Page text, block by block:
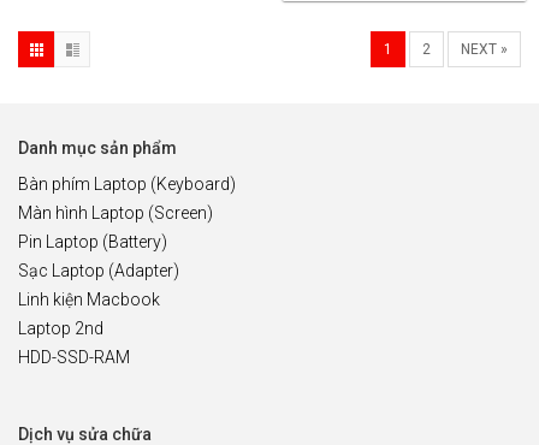
1 2 NEXT »
Danh mục sản phẩm
Bàn phím Laptop (Keyboard)
Màn hình Laptop (Screen)
Pin Laptop (Battery)
Sạc Laptop (Adapter)
Linh kiện Macbook
Laptop 2nd
HDD-SSD-RAM
Dịch vụ sửa chữa